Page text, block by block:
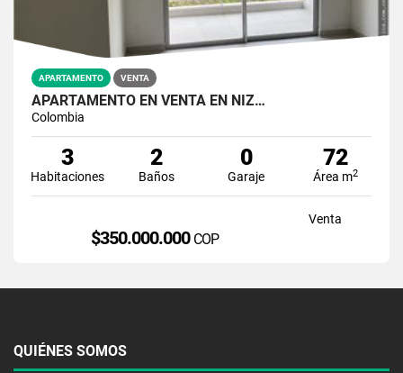
APARTAMENTO VENTA
APARTAMENTO EN VENTA EN NIZ…
Colombia
3
Habitaciones
2
Baños
0
Garaje
72
Área m2
Venta
$350.000.000 COP
QUIÉNES SOMOS